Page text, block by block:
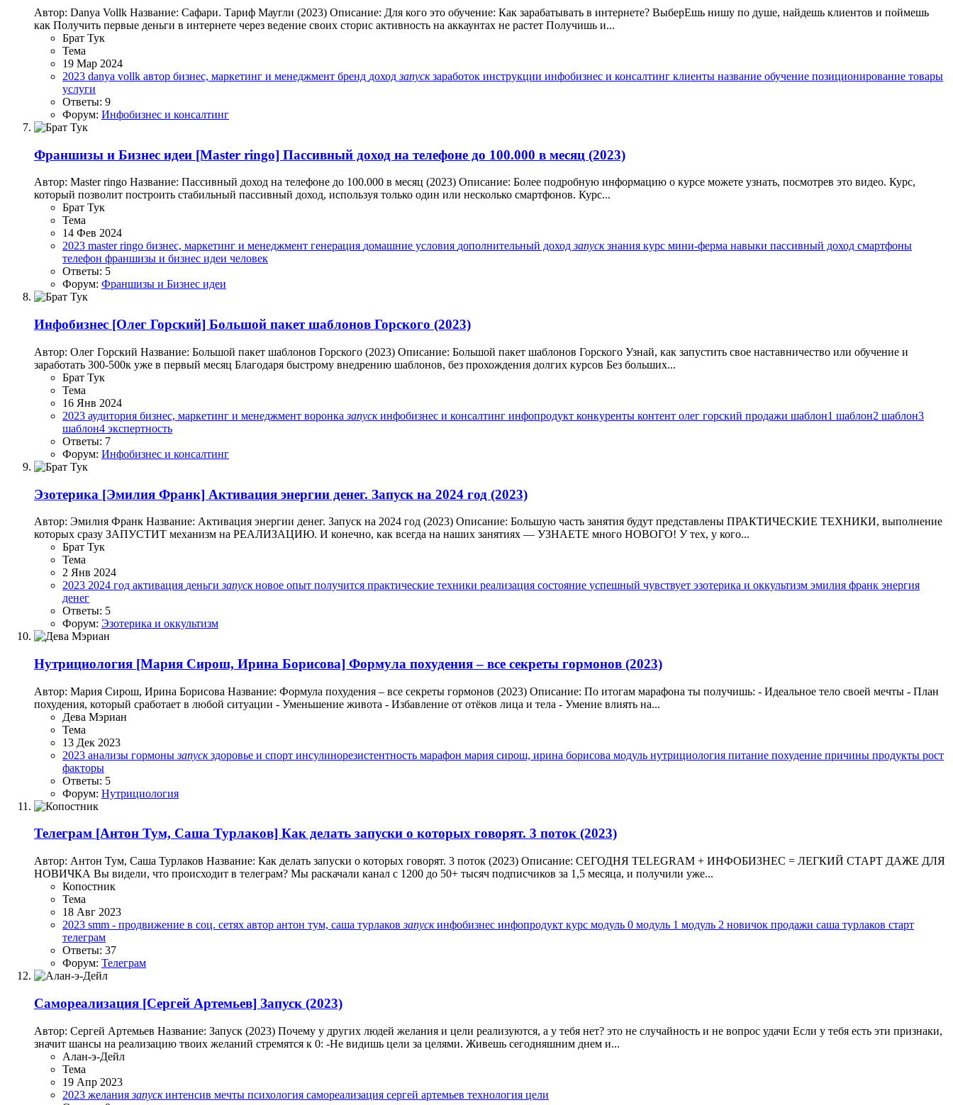
Автор: Danya Vollk Название: Сафари. Тариф Маугли (2023) Описание: Для кого это обучение: Как зарабатывать в интернете? ВыберЕшь нишу по душе, найдешь клиентов и поймешь
как Получить первые деньги в интернете через ведение своих сторис активность на аккаунтах не растет Получишь и...
Брат Тук
Тема
19 Мар 2024
2023 danya vollk автор бизнес, маркетинг и менеджмент бренд доходзапуск заработок инструкции инфобизнес и консалтинг клиенты название обучение позиционирование товары
услуги
Ответы: 9
Форум: Инфобизнес и консалтинг
Франшизы и Бизнес идеи [Master ringo] Пассивный доход на телефоне до 100.000 в месяц (2023)
Автор: Master ringo Название: Пассивный доход на телефоне до 100.000 в месяц (2023) Описание: Более подробную информацию о курсе можете узнать, посмотрев это видео. Курс,
который позволит построить стабильный пассивный доход, используя только один или несколько смартфонов. Курс...
Брат Тук
Тема
14 Фев 2024
2023 master ringo бизнес, маркетинг и менеджмент генерация домашние условия дополнительный доходзапуск знания курс мини-ферма навыки пассивный доход смартфоны
телефон франшизы и бизнес идеи человек
Ответы: 5
Форум: Франшизы и Бизнес идеи
Инфобизнес [Олег Горский] Большой пакет шаблонов Горского (2023)
Автор: Олег Горский Название: Большой пакет шаблонов Горского (2023) Описание: Большой пакет шаблонов Горского Узнай, как запустить свое наставничество или обучение и
заработать 300-500к уже в первый месяц Благодаря быстрому внедрению шаблонов, без прохождения долгих курсов Без больших...
Брат Тук
Тема
16 Янв 2024
2023 аудитория бизнес, маркетинг и менеджмент воронказапуск инфобизнес и консалтинг инфопродукт конкуренты контент олег горский продажи шаблон1 шаблон2 шаблон3
шаблон4 экспертность
Ответы: 7
Форум: Инфобизнес и консалтинг
Эзотерика [Эмилия Франк] Активация энергии денег. Запуск на 2024 год (2023)
Автор: Эмилия Франк Название: Активация энергии денег. Запуск на 2024 год (2023) Описание: Большую часть занятия будут представлены ПРАКТИЧЕСКИЕ ТЕХНИКИ, выполнение
которых сразу ЗАПУСТИТ механизм на РЕАЛИЗАЦИЮ. И конечно, как всегда на наших занятиях — УЗНАЕТЕ много НОВОГО! У тех, у кого...
Брат Тук
Тема
2 Янв 2024
2023 2024 год активация деньгизапуск новое опыт получится практические техники реализация состояние успешный чувствует эзотерика и оккультизм эмилия франк энергия
денег
Ответы: 5
Форум: Эзотерика и оккультизм
Нутрициология [Мария Сирош, Ирина Борисова] Формула похудения – все секреты гормонов (2023)
Автор: Мария Сирош, Ирина Борисова Название: Формула похудения – все секреты гормонов (2023) Описание: По итогам марафона ты получишь: - Идеальное тело своей мечты - План
похудения, который сработает в любой ситуации - Уменьшение живота - Избавление от отёков лица и тела - Умение влиять на...
Дева Мэриан
Тема
13 Дек 2023
2023 анализы гормонызапуск здоровье и спорт инсулинорезистентность марафон мария сирош, ирина борисова модуль нутрициология питание похудение причины продукты рост
факторы
Ответы: 5
Форум: Нутрициология
Телеграм [Антон Тум, Саша Турлаков] Как делать запуски о которых говорят. 3 поток (2023)
Автор: Антон Тум, Саша Турлаков Название: Как делать запуски о которых говорят. 3 поток (2023) Описание: СЕГОДНЯ TELEGRAM + ИНФОБИЗНЕС = ЛЕГКИЙ СТАРТ ДАЖЕ ДЛЯ
НОВИЧКА Вы видели, что происходит в телеграм? Мы раскачали канал с 1200 до 50+ тысяч подписчиков за 1,5 месяца, и получили уже...
Копостник
Тема
18 Авг 2023
2023 smm - продвижение в соц. сетях автор антон тум, саша турлаковзапуск инфобизнес инфопродукт курс модуль 0 модуль 1 модуль 2 новичок продажи саша турлаков старт
телеграм
Ответы: 37
Форум: Телеграм
Самореализация [Сергей Артемьев] Запуск (2023)
Автор: Сергей Артемьев Название: Запуск (2023) Почему у других людей желания и цели реализуются, а у тебя нет? это не случайность и не вопрос удачи Если у тебя есть эти признаки,
значит шансы на реализацию твоих желаний стремятся к 0: -Не видишь цели за целями. Живешь сегодняшним днем и...
Алан-э-Дейл
Тема
19 Апр 2023
2023 желаниязапуск интенсив мечты психология самореализация сергей артемьев технология цели